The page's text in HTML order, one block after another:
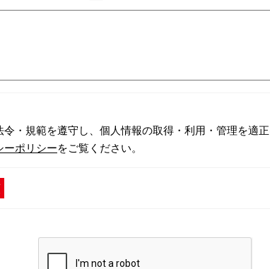
・規範を遵守し、個人情報の取得・利用・管理を適正
ーポリシーをご覧ください。